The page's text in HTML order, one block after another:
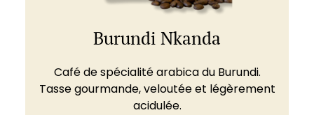
Burundi Nkanda
Café de spécialité arabica du Burundi.
Tasse gourmande, veloutée et légèrement
acidulée.